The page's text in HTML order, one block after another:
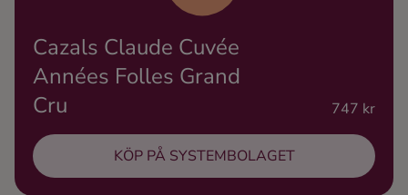
Cazals Claude Cuvée
Années Folles Grand
Cru
747 kr
KÖP PÅ SYSTEMBOLAGET